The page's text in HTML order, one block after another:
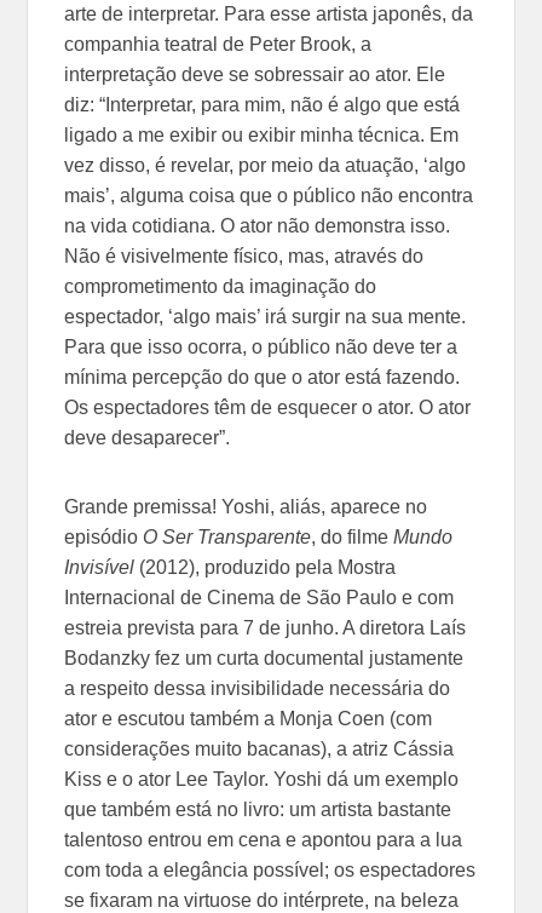
arte de interpretar. Para esse artista japonês, da
companhia teatral de Peter Brook, a
interpretação deve se sobressair ao ator. Ele
diz: “Interpretar, para mim, não é algo que está
ligado a me exibir ou exibir minha técnica. Em
vez disso, é revelar, por meio da atuação, ‘algo
mais’, alguma coisa que o público não encontra
na vida cotidiana. O ator não demonstra isso.
Não é visivelmente físico, mas, através do
comprometimento da imaginação do
espectador, ‘algo mais’ irá surgir na sua mente.
Para que isso ocorra, o público não deve ter a
mínima percepção do que o ator está fazendo.
Os espectadores têm de esquecer o ator. O ator
deve desaparecer”.
Grande premissa! Yoshi, aliás, aparece no
episódio O Ser Transparente, do filmeMundo
Invisível (2012), produzido pela Mostra
Internacional de Cinema de São Paulo e com
estreia prevista para 7 de junho. A diretora Laís
Bodanzky fez um curta documental justamente
a respeito dessa invisibilidade necessária do
ator e escutou também a Monja Coen (com
considerações muito bacanas), a atriz Cássia
Kiss e o ator Lee Taylor. Yoshi dá um exemplo
que também está no livro: um artista bastante
talentoso entrou em cena e apontou para a lua
com toda a elegância possível; os espectadores
se fixaram na virtuose do intérprete, na beleza